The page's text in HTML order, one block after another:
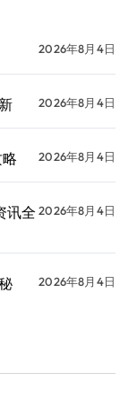
2026年8月4日
2026年8月4日
2026年8月4日
讯全 2026年8月4日
2026年8月4日